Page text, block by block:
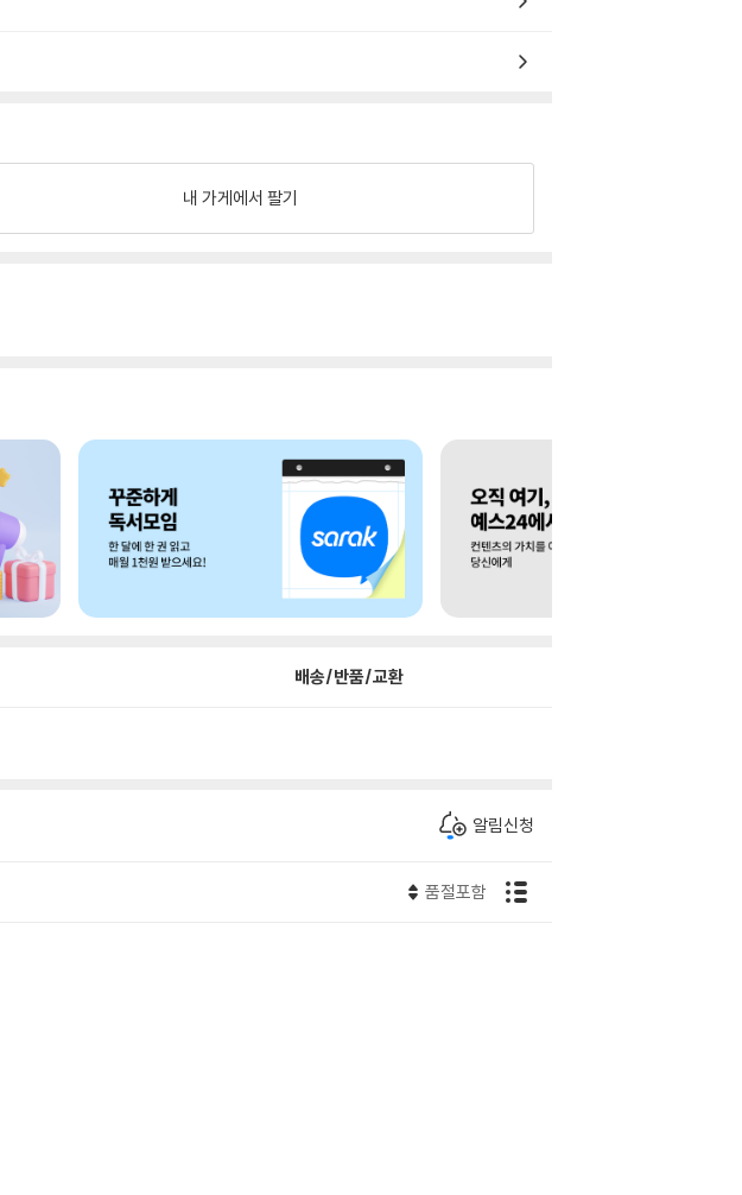
내 가게에서 팔기
배송/반품/교환
알림신청
품절포함